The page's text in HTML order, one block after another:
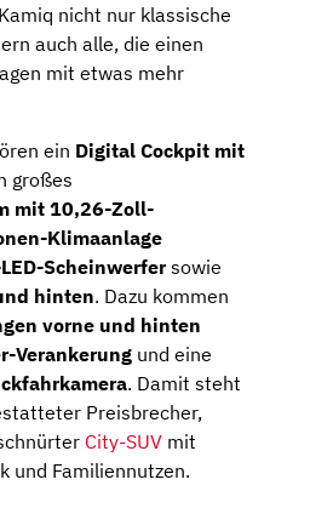
nicht nur klassische
auch alle, die einen
mit etwas mehr
ein Digital Cockpit mit
großes
mit 10,26-Zoll-
Klimaanlage
Scheinwerfersowie
hinten. Dazu kommen
vorne und hinten
Verankerung und eine
. Damit steht
Preisbrecher,
City-SUV mit
und Familiennutzen.